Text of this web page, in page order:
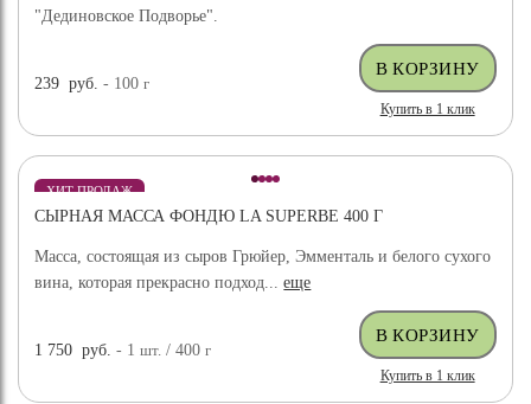
"Дединовское Подворье".
239 руб. - 100г
Купить в 1 клик
ХИТ ПРОДАЖ
СЫРНАЯ МАССА ФОНДЮ LA SUPERBE 400 Г
Масса, состоящая из сыров Грюйер, Эмменталь и белого сухого
вина, которая прекрасно подход...еще
1 750 руб. - 1шт. / 400г
Купить в 1 клик